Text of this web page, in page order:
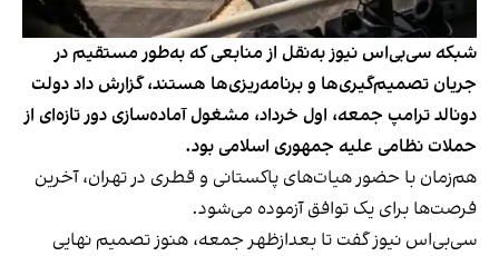
شبکه سی‌بی‌اس نیوز به‌نقل از منابعی که به‌طور مستقیم در
جریان تصمیم‌گیری‌ها و برنامه‌ریزی‌ها هستند، گزارش داد دولت
دونالد ترامپ جمعه، اول خرداد، مشغول آماده‌سازی دور تازه‌ای از
حملات نظامی علیه جمهوری اسلامی بود.
هم‌زمان با حضور هیات‌های پاکستانی و قطری در تهران، آخرین
فرصت‌ها برای یک توافق آزموده می‌شود.
سی‌بی‌اس نیوز گفت تا بعدازظهر جمعه، هنوز تصمیم نهایی